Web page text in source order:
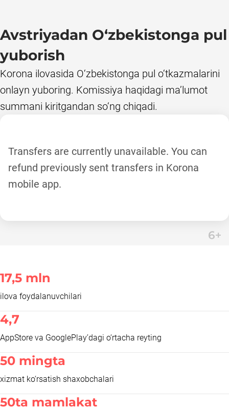
Avstriyadan O‘zbekistonga pul
yuborish
Korona ilovasida O‘zbekistonga pul o‘tkazmalarini
onlayn yuboring. Komissiya haqidagi ma’lumot
summani kiritgandan so‘ng chiqadi.
Transfers are currently unavailable. You can
refund previously sent transfers in Korona
mobile app.
17,5 mln
ilova foydalanuvchilari
4,7
AppStore va GooglePlay’dagi o‘rtacha reyting
50 mingta
xizmat ko‘rsatish shaxobchalari
50ta mamlakat